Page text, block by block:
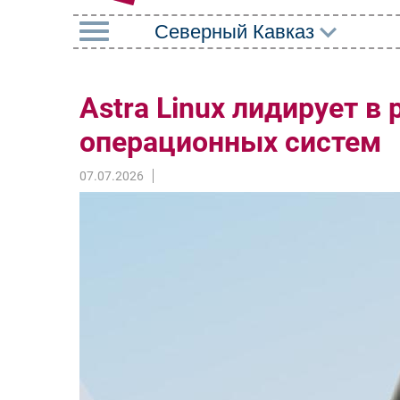
Импорто­замещение
Автоматизация
Промышленности
Торговые
Astra Linux лидирует в
операционных систем
07.07.2026